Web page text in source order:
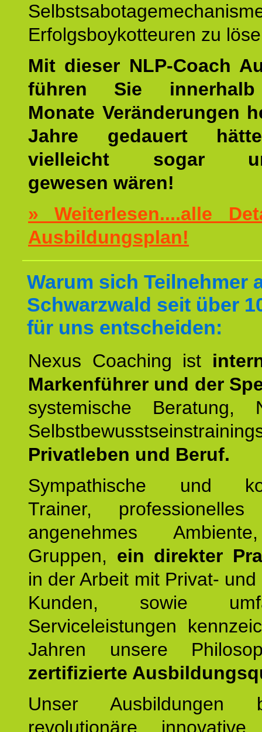
Erfolgsboykotteuren zu
Mit dieser NLP-Coach
führen Sie
Monate Veränderungen
Jahre gedauert
vielleicht sogar
gewesen wären!
» Weiterlesen....alle
Ausbildungsplan!
Warum sich Teilnehmer
Schwarzwald seit über
für uns entscheiden:
Nexus Coaching ist
Markenführer und der
systemische Beratung,
Privatleben und Beruf.
Sympathische und
Trainer, professionelles
angenehmes
Gruppen, ein direkter
in der Arbeit mit Privat-
Kunden, sowie
Serviceleistungen
Jahren unsere
zertifizierte
Unser Ausbildungen
revolutionäre, innovative